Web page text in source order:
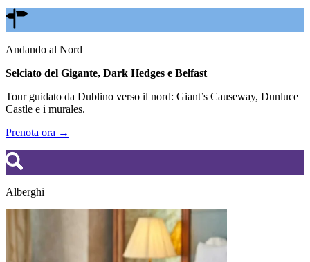
Andando al Nord
Selciato del Gigante, Dark Hedges e Belfast
Tour guidato da Dublino verso il nord: Giant’s Causeway, Dunluce
Castle e i murales.
Prenota ora →
Alberghi